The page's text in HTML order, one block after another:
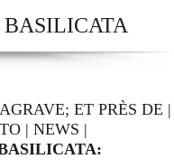
BASILICATA
ET PRÈS DE |
| NEWS |